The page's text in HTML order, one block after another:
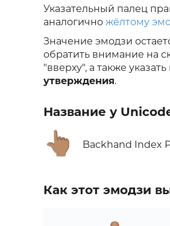
Указательный палец
аналогично жёлтому
Значение эмодзи
обратить внимание на
"вверху", а также указать
утверждения.
Название у
👆🏽 Backhand Index
Как этот эмодзи